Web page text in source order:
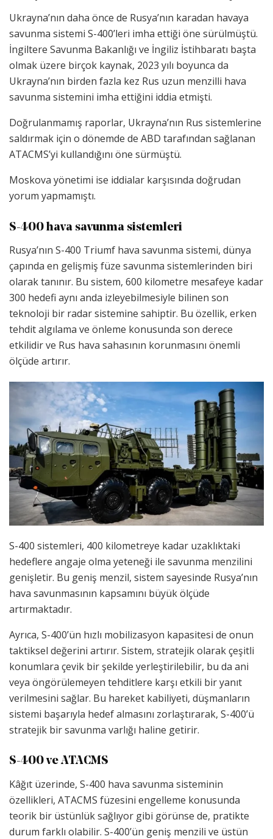
Ukrayna’nın daha önce de Rusya’nın karadan havaya
savunma sistemi S-400’leri imha ettiği öne sürülmüştü.
İngiltere Savunma Bakanlığı ve İngiliz İstihbaratı başta
olmak üzere birçok kaynak, 2023 yılı boyunca da
Ukrayna’nın birden fazla kez Rus uzun menzilli hava
savunma sistemini imha ettiğini iddia etmişti.
Doğrulanmamış raporlar, Ukrayna’nın Rus sistemlerine
saldırmak için o dönemde de ABD tarafından sağlanan
ATACMS’yi kullandığını öne sürmüştü.
Moskova yönetimi ise iddialar karşısında doğrudan
yorum yapmamıştı.
S-400 hava savunma sistemleri
Rusya’nın S-400 Triumf hava savunma sistemi, dünya
çapında en gelişmiş füze savunma sistemlerinden biri
olarak tanınır. Bu sistem, 600 kilometre mesafeye kadar
300 hedefi aynı anda izleyebilmesiyle bilinen son
teknoloji bir radar sistemine sahiptir. Bu özellik, erken
tehdit algılama ve önleme konusunda son derece
etkilidir ve Rus hava sahasının korunmasını önemli
ölçüde artırır.
S-400 sistemleri, 400 kilometreye kadar uzaklıktaki
hedeflere angaje olma yeteneği ile savunma menzilini
genişletir. Bu geniş menzil, sistem sayesinde Rusya’nın
hava savunmasının kapsamını büyük ölçüde
artırmaktadır.
Ayrıca, S-400’ün hızlı mobilizasyon kapasitesi de onun
taktiksel değerini artırır. Sistem, stratejik olarak çeşitli
konumlara çevik bir şekilde yerleştirilebilir, bu da ani
veya öngörülemeyen tehditlere karşı etkili bir yanıt
verilmesini sağlar. Bu hareket kabiliyeti, düşmanların
sistemi başarıyla hedef almasını zorlaştırarak, S-400’ü
stratejik bir savunma varlığı haline getirir.
S-400 ve ATACMS
Kâğıt üzerinde, S-400 hava savunma sisteminin
özellikleri, ATACMS füzesini engelleme konusunda
teorik bir üstünlük sağlıyor gibi görünse de, pratikte
durum farklı olabilir. S-400’ün geniş menzili ve üstün